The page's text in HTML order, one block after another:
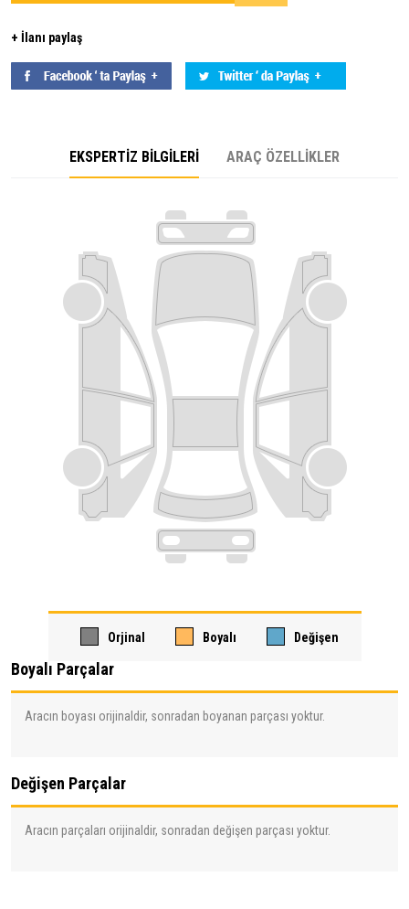
+ İlanı paylaş
EKSPERTİZ BİLGİLERİ ARAÇ ÖZELLİKLER
Orjinal Boyalı Değişen
Boyalı Parçalar
Aracın boyası orijinaldir, sonradan boyanan parçası yoktur.
Değişen Parçalar
Aracın parçaları orijinaldir, sonradan değişen parçası yoktur.